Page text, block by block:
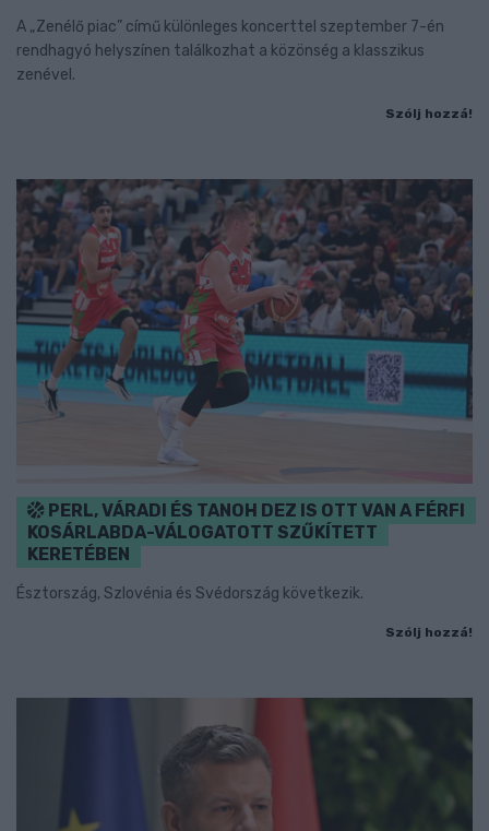
A „Zenélő piac” című különleges koncerttel szeptember 7-én
rendhagyó helyszínen találkozhat a közönség a klasszikus
zenével.
Szólj hozzá!
PERL, VÁRADI ÉS TANOH DEZ IS OTT VAN A FÉRFI
KOSÁRLABDA-VÁLOGATOTT SZŰKÍTETT
KERETÉBEN
Észtország, Szlovénia és Svédország következik.
Szólj hozzá!